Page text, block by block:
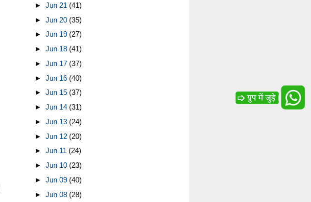
► Jun 21 (41)
► Jun 20 (35)
► Jun 19 (27)
► Jun 18 (41)
► Jun 17 (37)
► Jun 16 (40)
► Jun 15 (37)
► Jun 14 (31)
► Jun 13 (24)
► Jun 12 (20)
► Jun 11 (24)
► Jun 10 (23)
► Jun 09 (40)
► Jun 08 (28)